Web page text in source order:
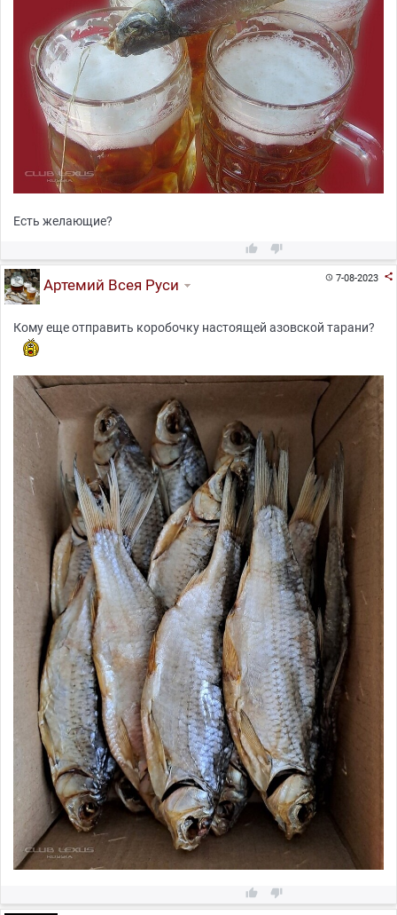
Есть желающие?
 
7-08-2023 
Артемий Всея Руси
Кому еще отправить коробочку настоящей азовской тарани?
 